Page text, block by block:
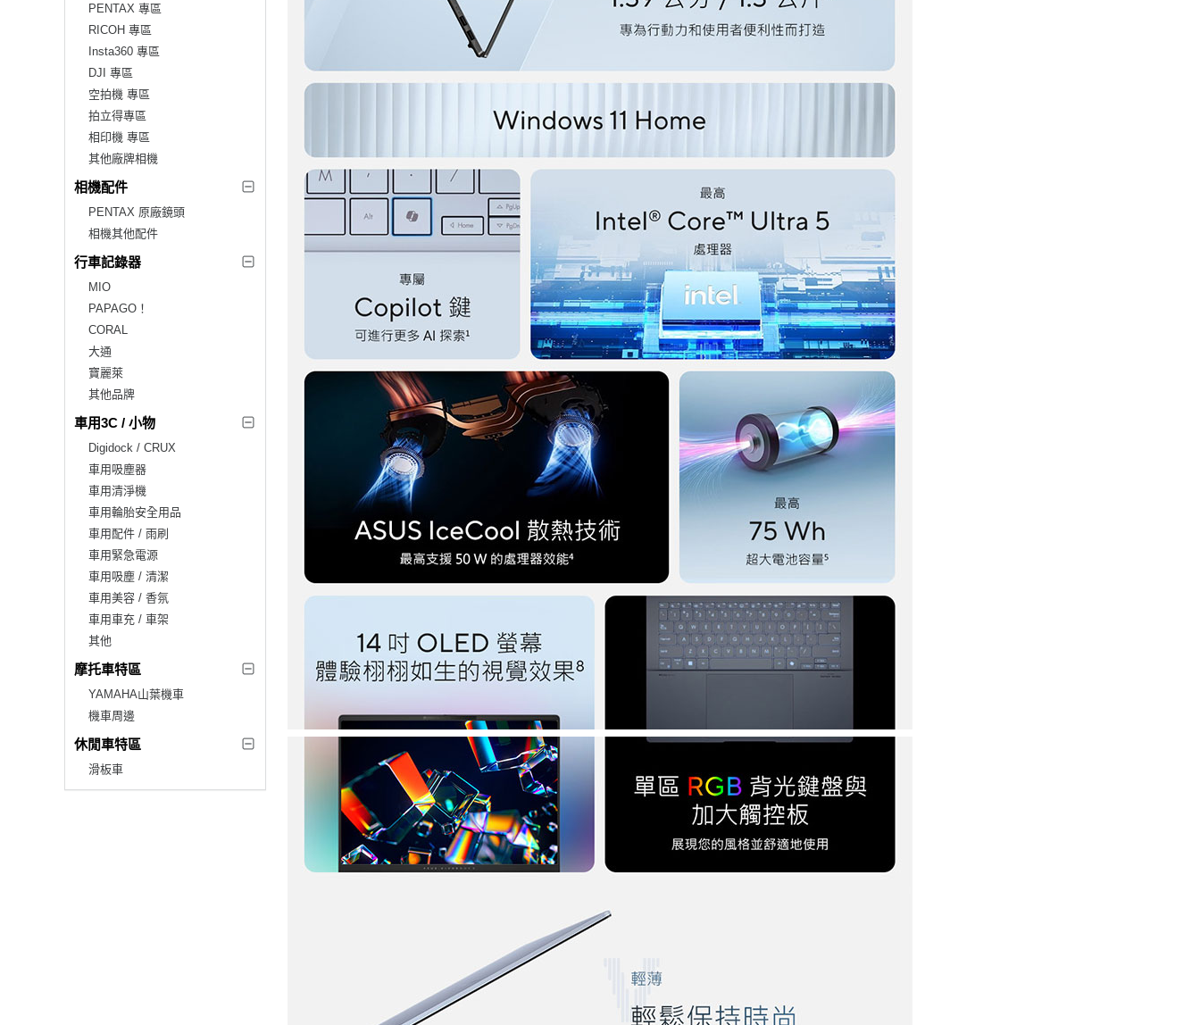
PENTAX 專區
RICOH 專區
Insta360 專區
DJI 專區
空拍機 專區
拍立得專區
相印機 專區
其他廠牌相機
相機配件
PENTAX 原廠鏡頭
相機其他配件
行車記錄器
MIO
PAPAGO！
CORAL
大通
寶麗萊
其他品牌
車用3C / 小物
Digidock / CRUX
車用吸塵器
車用清淨機
車用輪胎安全用品
車用配件 / 雨刷
車用緊急電源
車用吸塵 / 清潔
車用美容 / 香氛
車用車充 / 車架
其他
摩托車特區
YAMAHA山葉機車
機車周邊
休閒車特區
滑板車